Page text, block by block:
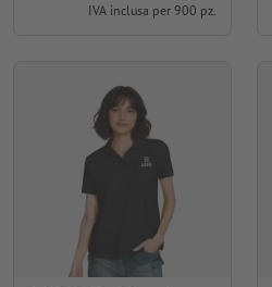
IVA inclusa per 900 pz.